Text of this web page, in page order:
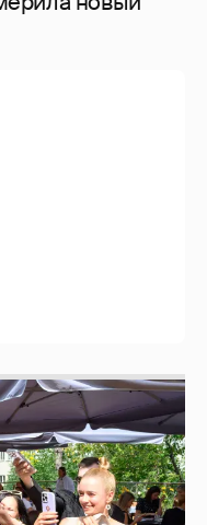
Малахова,
гости
ритма»: